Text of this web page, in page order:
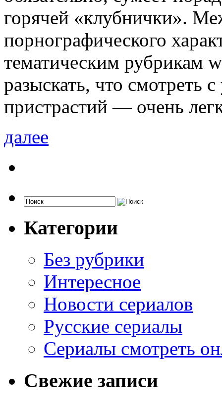
горячей «клубнички».
порнографического
тематическим рубрикам
разыскать, что смотреть
пристрастий — очень
далее
Категории
Без рубрики
Интересное
Новости сериалов
Русские сериалы
Сериалы смотреть
Свежие записи